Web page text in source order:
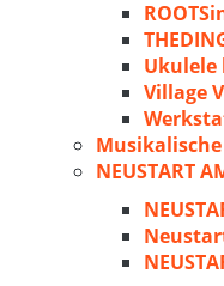
Ukulele
Village
NEUSTART